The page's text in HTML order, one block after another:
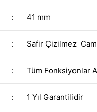
: 41 mm
: Safir Çizilmez Cam
: Tüm Fonksiyonlar
: 1 Yıl Garantilidir